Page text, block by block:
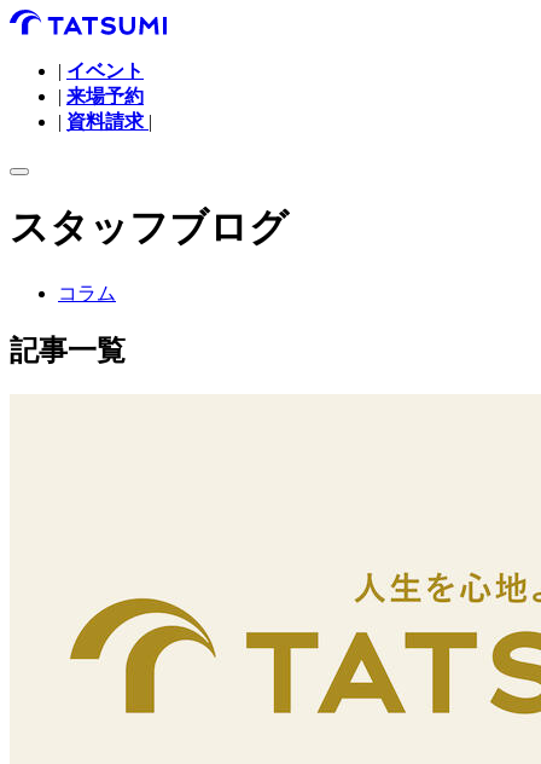
| イベント
| 来場予約
| 資料請求 |
スタッフブログ
コラム
記事一覧